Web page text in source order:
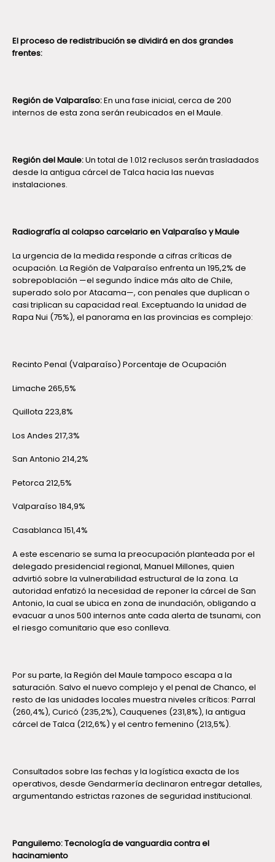
El proceso de redistribución se dividirá en dos grandes
frentes:
Región de Valparaíso:En una fase inicial, cerca de 200
internos de esta zona serán reubicados en el Maule.
Región del Maule:Un total de 1.012 reclusos serán trasladados
desde la antigua cárcel de Talca hacia las nuevas
instalaciones.
Radiografía al colapso carcelario en Valparaíso y Maule
La urgencia de la medida responde a cifras críticas de
ocupación. La Región de Valparaíso enfrenta un 195,2% de
sobrepoblación —el segundo índice más alto de Chile,
superado solo por Atacama—, con penales que duplican o
casi triplican su capacidad real. Exceptuando la unidad de
Rapa Nui (75%), el panorama en las provincias es complejo:
Recinto Penal (Valparaíso) Porcentaje de Ocupación
Limache 265,5%
Quillota 223,8%
Los Andes 217,3%
San Antonio 214,2%
Petorca 212,5%
Valparaíso 184,9%
Casablanca 151,4%
A este escenario se suma la preocupación planteada por el
delegado presidencial regional, Manuel Millones, quien
advirtió sobre la vulnerabilidad estructural de la zona. La
autoridad enfatizó la necesidad de reponer la cárcel de San
Antonio, la cual se ubica en zona de inundación, obligando a
evacuar a unos 500 internos ante cada alerta de tsunami, con
el riesgo comunitario que eso conlleva.
Por su parte, la Región del Maule tampoco escapa a la
saturación. Salvo el nuevo complejo y el penal de Chanco, el
resto de las unidades locales muestra niveles críticos: Parral
(260,4%), Curicó (235,2%), Cauquenes (231,8%), la antigua
cárcel de Talca (212,6%) y el centro femenino (213,5%).
Consultados sobre las fechas y la logística exacta de los
operativos, desde Gendarmería declinaron entregar detalles,
argumentando estrictas razones de seguridad institucional.
Panguilemo: Tecnología de vanguardia contra el
hacinamiento